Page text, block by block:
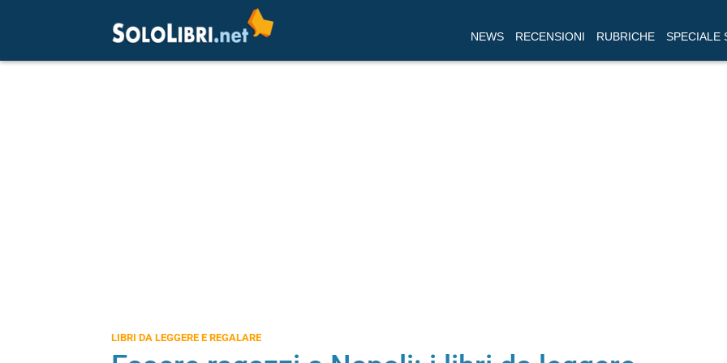
NEWS RECENSIONI RUBRICHE SPECIALE
LIBRI DA LEGGERE E REGALARE